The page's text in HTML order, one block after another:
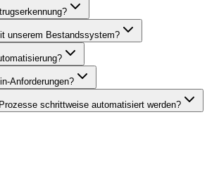
unserem Bestandssystem?
Anforderungen?
schrittweise automatisiert werden?